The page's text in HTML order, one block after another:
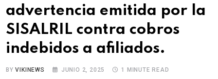
advertencia emitida por la
SISALRIL contra cobros
indebidos a afiliados.
BYVIKINEWS JUNIO 2, 2025
1 MINUTE READ